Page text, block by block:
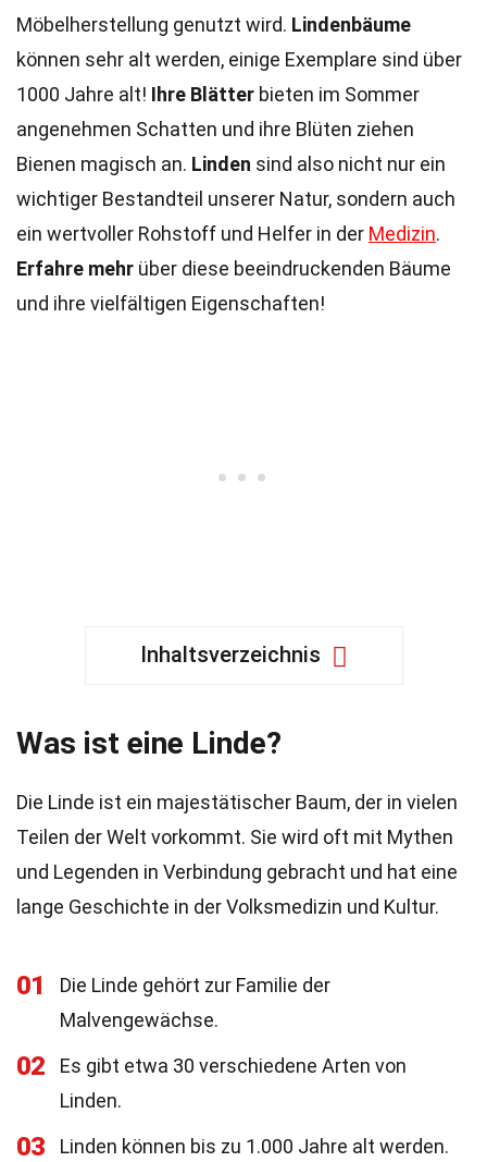
Möbelherstellung genutzt wird. Lindenbäume
können sehr alt werden, einige Exemplare sind über
1000 Jahre alt! Ihre Blätter bieten im Sommer
angenehmen Schatten und ihre Blüten ziehen
Bienen magisch an. Linden sind also nicht nur ein
wichtiger Bestandteil unserer Natur, sondern auch
ein wertvoller Rohstoff und Helfer in der Medizin.
Erfahre mehr über diese beeindruckenden Bäume
und ihre vielfältigen Eigenschaften!
Inhaltsverzeichnis
Was ist eine Linde?
Die Linde ist ein majestätischer Baum, der in vielen
Teilen der Welt vorkommt. Sie wird oft mit Mythen
und Legenden in Verbindung gebracht und hat eine
lange Geschichte in der Volksmedizin und Kultur.
01
Die Linde gehört zur Familie der
Malvengewächse.
02
Es gibt etwa 30 verschiedene Arten von
Linden.
03 Linden können bis zu 1.000 Jahre alt werden.